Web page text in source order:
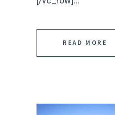
READ MORE